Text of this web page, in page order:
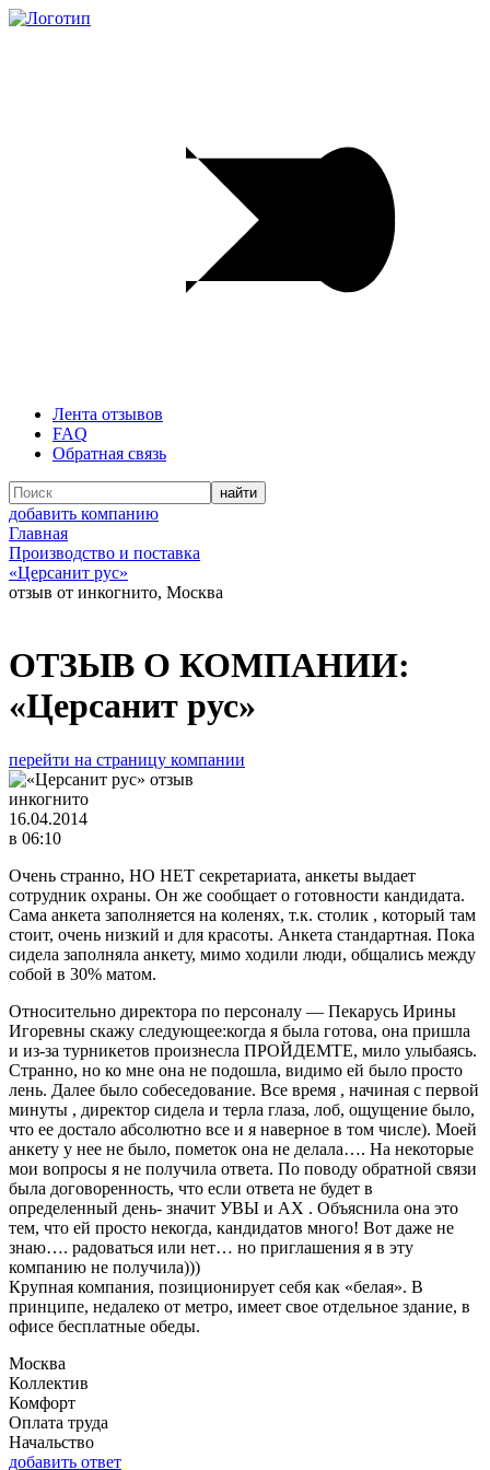
Лента отзывов
FAQ
Обратная связь
добавить компанию
Главная
Производство и поставка
«Церсанит рус»
отзыв от инкогнито, Москва
ОТЗЫВ О КОМПАНИИ:
«Церсанит рус»
перейти на страницу компании
инкогнито
16.04.2014
в 06:10
Очень странно, НО НЕТ секретариата, анкеты выдает
сотрудник охраны. Он же сообщает о готовности кандидата.
Сама анкета заполняется на коленях, т.к. столик , который там
стоит, очень низкий и для красоты. Анкета стандартная. Пока
сидела заполняла анкету, мимо ходили люди, общались между
собой в 30% матом.
Относительно директора по персоналу — Пекарусь Ирины
Игоревны скажу следующее:когда я была готова, она пришла
и из-за турникетов произнесла ПРОЙДЕМТЕ, мило улыбаясь.
Странно, но ко мне она не подошла, видимо ей было просто
лень. Далее было собеседование. Все время , начиная с первой
минуты , директор сидела и терла глаза, лоб, ощущение было,
что ее достало абсолютно все и я наверное в том числе). Моей
анкету у нее не было, пометок она не делала…. На некоторые
мои вопросы я не получила ответа. По поводу обратной связи
была договоренность, что если ответа не будет в
определенный день- значит УВЫ и АХ . Объяснила она это
тем, что ей просто некогда, кандидатов много! Вот даже не
знаю…. радоваться или нет… но приглашения я в эту
компанию не получила)))
Крупная компания, позиционирует себя как «белая». В
принципе, недалеко от метро, имеет свое отдельное здание, в
офисе бесплатные обеды.
Москва
Коллектив
Комфорт
Оплата труда
Начальство
добавить ответ